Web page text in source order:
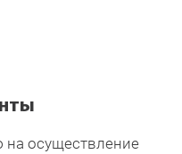
осуществление